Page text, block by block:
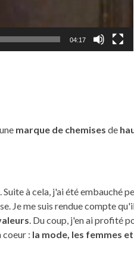
04:17
marque de chemises de
à cela, j'ai été embauché
Je me suis rendue compte
. Du coup, j'en ai profité
coeur : la mode, les femmes et